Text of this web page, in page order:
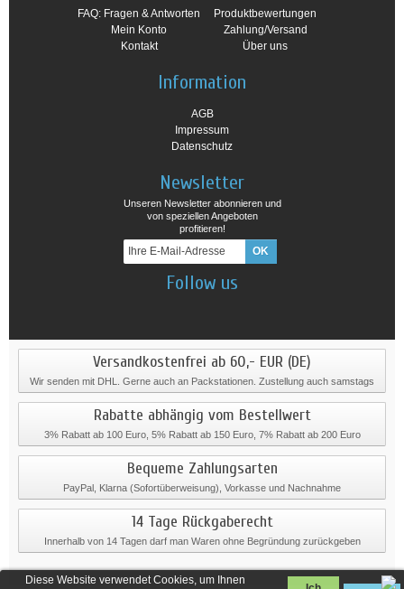
Diese Website verwendet Cookies, um Ihnen
FAQ: Fragen & Antworten
Mein Konto
Kontakt
Produktbewertungen
Zahlung/Versand
Über uns
Information
AGB
Impressum
Datenschutz
Newsletter
Unseren Newsletter abonnieren und
von speziellen Angeboten
profitieren!
Follow us
Versandkostenfrei ab 60,- EUR (DE)
Wir senden mit DHL. Gerne auch an Packstationen. Zustellung auch samstags
Rabatte abhängig vom Bestellwert
3% Rabatt ab 100 Euro, 5% Rabatt ab 150 Euro, 7% Rabatt ab 200 Euro
Bequeme Zahlungsarten
PayPal, Klarna (Sofortüberweisung), Vorkasse und Nachnahme
14 Tage Rückgaberecht
Innerhalb von 14 Tagen darf man Waren ohne Begründung zurückgeben